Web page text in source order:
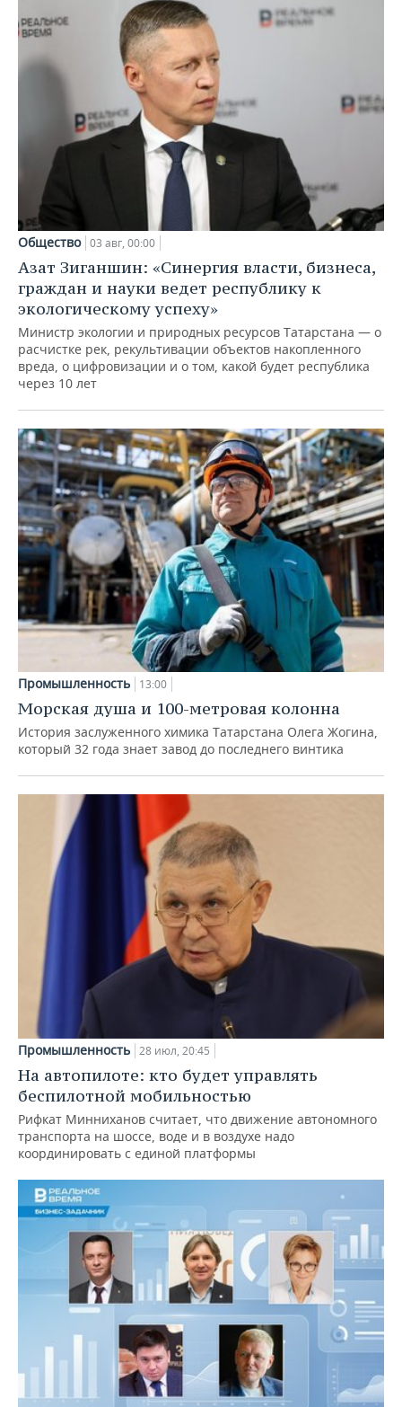
Общество 03 авг, 00:00
Азат Зиганшин: «Синергия власти, бизнеса,
граждан и науки ведет республику к
экологическому успеху»
Министр экологии и природных ресурсов Татарстана — о
расчистке рек, рекультивации объектов накопленного
вреда, о цифровизации и о том, какой будет республика
через 10 лет
Промышленность 13:00
Морская душа и 100-метровая колонна
История заслуженного химика Татарстана Олега Жогина,
который 32 года знает завод до последнего винтика
Промышленность 28 июл, 20:45
На автопилоте: кто будет управлять
беспилотной мобильностью
Рифкат Минниханов считает, что движение автономного
транспорта на шоссе, воде и в воздухе надо
координировать с единой платформы